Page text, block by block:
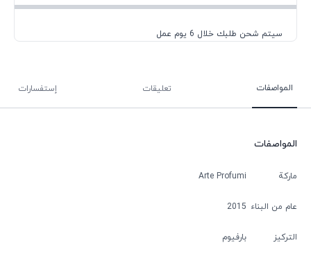
سيتم شحن طلبك خلال 6 يوم عمل
المواصفات تعليقات إستفسارات
المواصفات
ماركة Arte Profumi
عام من البناء 2015
التركيز بارفيوم